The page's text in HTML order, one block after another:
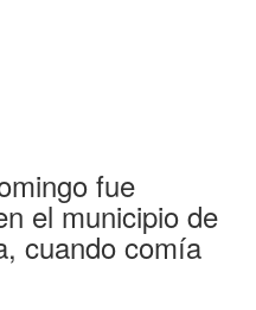
fue
el municipio de
cuando comía